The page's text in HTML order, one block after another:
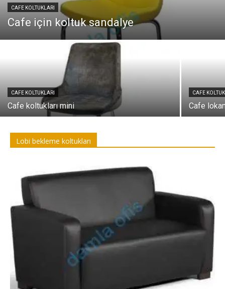
CAFE KOLTUKLARI
Cafe için koltuk sandalye
CAFE KOLTUKLARI
Cafe koltukları mini
CAFE
Cafe
Lobi bekleme koltukları